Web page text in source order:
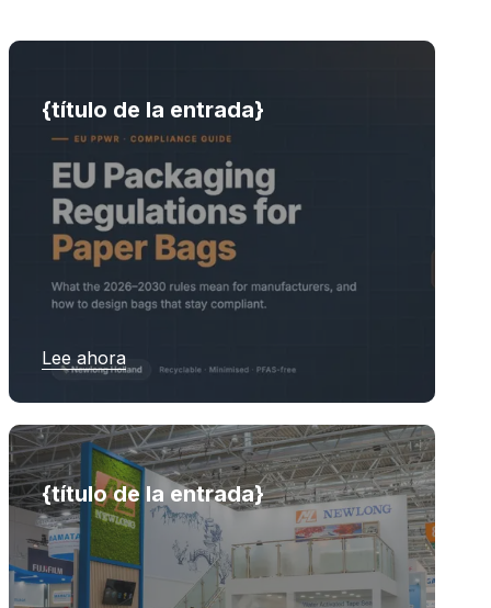
{título de la entrada}
Lee ahora
{título de la entrada}